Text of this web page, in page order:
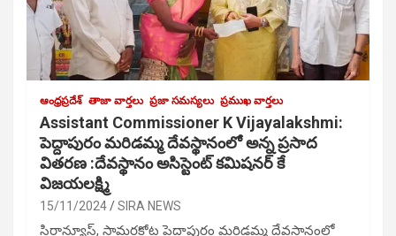
ఆంధ్రప్రదేశ్ తాజా వార్తలు ప్రజా సమస్యలు ప్రముఖ వార్తలు
Assistant Commissioner K Vijayalakshmi:
పెద్దాపురం మరిడమ్మ దేవస్థానంలో అన్న ప్రసాద
వితరణ :దేవస్థానం అసిస్టెంట్ కమిషనర్ కే
విజయలక్ష్మి
15/11/2024 SIRA NEWS
సిరాన్యూస్, సామర్లకోట పెద్దాపురం మరిడమ్మ దేవస్థానంలో